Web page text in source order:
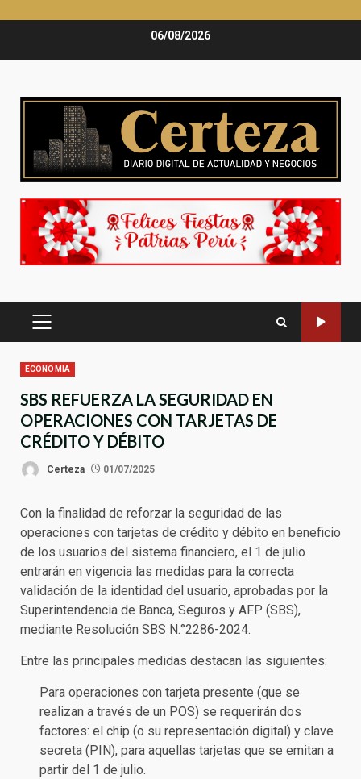
06/08/2026
MENÚ
ECONOMIA
SBS REFUERZA LA SEGURIDAD EN
OPERACIONES CON TARJETAS DE
CRÉDITO Y DÉBITO
Certeza 01/07/2025
Con la finalidad de reforzar la seguridad de las
operaciones con tarjetas de crédito y débito en beneficio
de los usuarios del sistema financiero, el 1 de julio
entrarán en vigencia las medidas para la correcta
validación de la identidad del usuario, aprobadas por la
Superintendencia de Banca, Seguros y AFP (SBS),
mediante Resolución SBS N.°2286-2024.
Entre las principales medidas destacan las siguientes:
Para operaciones con tarjeta presente (que se
realizan a través de un POS) se requerirán dos
factores: el chip (o su representación digital) y clave
secreta (PIN), para aquellas tarjetas que se emitan a
partir del 1 de julio.